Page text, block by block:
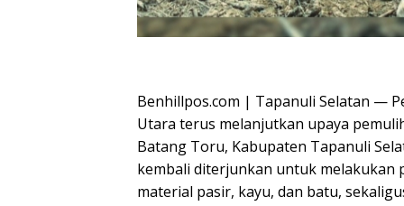
Benhillpos.com | Tapanuli Selatan —
Utara terus melanjutkan upaya
Batang Toru, Kabupaten Tapanuli
kembali diterjunkan untuk melakukan
material pasir, kayu, dan batu,